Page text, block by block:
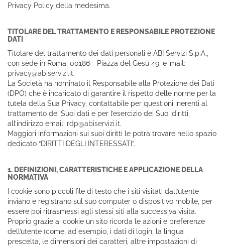
Privacy Policy della medesima.
TITOLARE DEL TRATTAMENTO E RESPONSABILE PROTEZIONE
DATI
Titolare del trattamento dei dati personali è ABI Servizi S.p.A.,
con sede in Roma, 00186 - Piazza del Gesù 49, e-mail:
privacy@abiservizi.it.
La Società ha nominato il Responsabile alla Protezione dei Dati
(DPO) che è incaricato di garantire il rispetto delle norme per la
tutela della Sua Privacy, contattabile per questioni inerenti al
trattamento dei Suoi dati e per l’esercizio dei Suoi diritti,
all’indirizzo email: rdp@abiservizi.it.
Maggiori informazioni sui suoi diritti le potrà trovare nello spazio
dedicato “DIRITTI DEGLI INTERESSATI”.
1. DEFINIZIONI, CARATTERISTICHE E APPLICAZIONE DELLA
NORMATIVA
I cookie sono piccoli file di testo che i siti visitati dall’utente
inviano e registrano sul suo computer o dispositivo mobile, per
essere poi ritrasmessi agli stessi siti alla successiva visita.
Proprio grazie ai cookie un sito ricorda le azioni e preferenze
dell’utente (come, ad esempio, i dati di login, la lingua
prescelta, le dimensioni dei caratteri, altre impostazioni di